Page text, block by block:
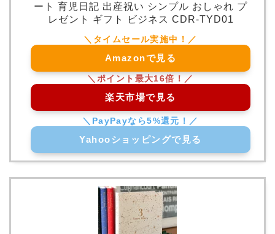
ート 育児日記 出産祝い シンプル おしゃれ プ
レゼント ギフト ビジネス CDR-TYD01
Amazonで見る
楽天市場で見る
Yahooショッピングで見る